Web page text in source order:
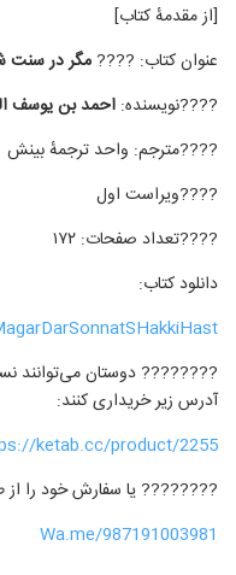
[از مقدمهٔ کتاب]
عنوان کتاب: ???? مگر در
????نویسنده: احمد بن یوسف
????️مترجم: واحد ترجمهٔ بینش
????ویراست اول
????تعداد صفحات: ۱۷۲
دانلود کتاب:
???????? دوستان می‌توانند
آدرس زیر خریداری کنند:
???????? یا سفارش خود را از
Wa.me/987191003981